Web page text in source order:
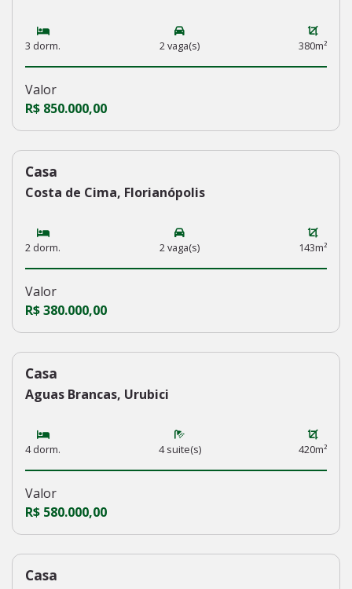
3 dorm. 2 vaga(s) 380m²
Valor
R$ 850.000,00
230
Casa
Costa de Cima, Florianópolis
2 dorm. 2 vaga(s) 143m²
Valor
R$ 380.000,00
227
Casa
Aguas Brancas, Urubici
4 dorm. 4 suite(s) 420m²
Valor
R$ 580.000,00
225
Casa